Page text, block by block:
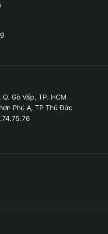
cách nhiệt cho xe VinFast VF3
cho người ngồi ở bên
không được thoải khi có
vào bên trong xe
cách nhiệt sẽ tạo
nhiệt chỉ có thể nhìn
thể nhìn vào trong
dán phim ngay sau khi
đèn xe của các phương
Gò Vấp, TP. HCM
Phú A, TP Thủ Đức